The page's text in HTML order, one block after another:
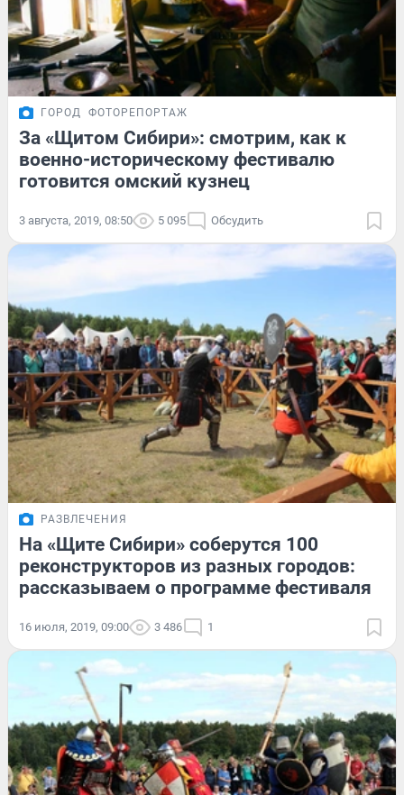
ГОРОД ФОТОРЕПОРТАЖ
За «Щитом Сибири»: смотрим, как к
военно-историческому фестивалю
готовится омский кузнец
3 августа, 2019, 08:50 5 095 Обсудить
РАЗВЛЕЧЕНИЯ
На «Щите Сибири» соберутся 100
реконструкторов из разных городов:
рассказываем о программе фестиваля
16 июля, 2019, 09:00 3 486 1